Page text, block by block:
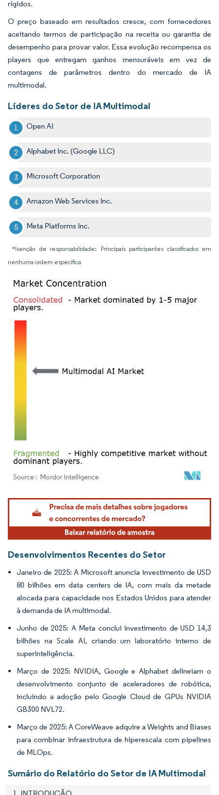
rígidos.
O preço baseado em resultados cresce, com fornecedores
aceitando termos de participação na receita ou garantia de
desempenho para provar valor. Essa evolução recompensa os
players que entregam ganhos mensuráveis em vez de
contagens de parâmetros dentro do mercado de IA
multimodal.
Líderes do Setor de IA Multimodal
Open AI
Alphabet Inc. (Google LLC)
Microsoft Corporation
Amazon Web Services Inc.
Meta Platforms Inc.
*Isenção de responsabilidade: Principais participantes classificados em
nenhuma ordem específica
Imagem © Mordor Intelligence. O reuso requer atribuição conforme CC BY 4.0.
Desenvolvimentos Recentes do Setor
Janeiro de 2025: A Microsoft anuncia investimento de USD
80 bilhões em data centers de IA, com mais da metade
alocada para capacidade nos Estados Unidos para atender
à demanda de IA multimodal.
Junho de 2025: A Meta conclui investimento de USD 14,3
bilhões na Scale AI, criando um laboratório interno de
superinteligência.
Março de 2025: NVIDIA, Google e Alphabet delineiam o
desenvolvimento conjunto de aceleradores de robótica,
incluindo a adoção pelo Google Cloud de GPUs NVIDIA
GB300 NVL72.
Março de 2025: A CoreWeave adquire a Weights and Biases
para combinar infraestrutura de hiperescala com pipelines
de MLOps.
Sumário do Relatório do Setor de IA Multimodal
1. INTRODUÇÃO